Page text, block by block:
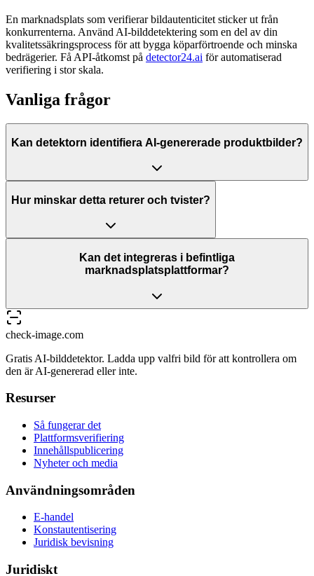
En marknadsplats som verifierar bildautenticitet sticker ut från
konkurrenterna. Använd AI-bilddetektering som en del av din
kvalitetssäkringsprocess för att bygga köparförtroende och minska
bedrägerier. Få API-åtkomst på detector24.ai för automatiserad
verifiering i stor skala.
Vanliga frågor
Kan detektorn identifiera AI-genererade produktbilder?
Hur minskar detta returer och tvister?
Kan det integreras i befintliga
marknadsplatsplattformar?
check-image.com
Gratis AI-bilddetektor. Ladda upp valfri bild för att kontrollera om
den är AI-genererad eller inte.
Resurser
Så fungerar det
Plattformsverifiering
Innehållspublicering
Nyheter och media
Användningsområden
E-handel
Konstautentisering
Juridisk bevisning
Juridiskt